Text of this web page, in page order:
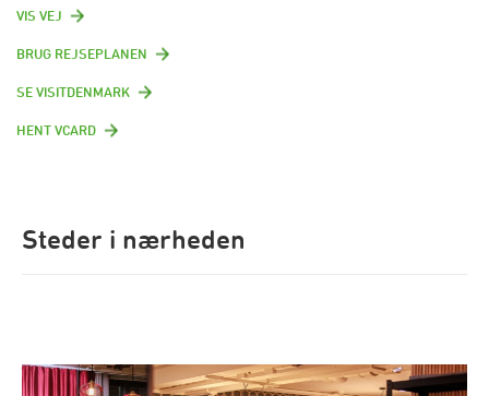
VIS VEJ
BRUG REJSEPLANEN
SE VISITDENMARK
HENT VCARD
Steder i nærheden